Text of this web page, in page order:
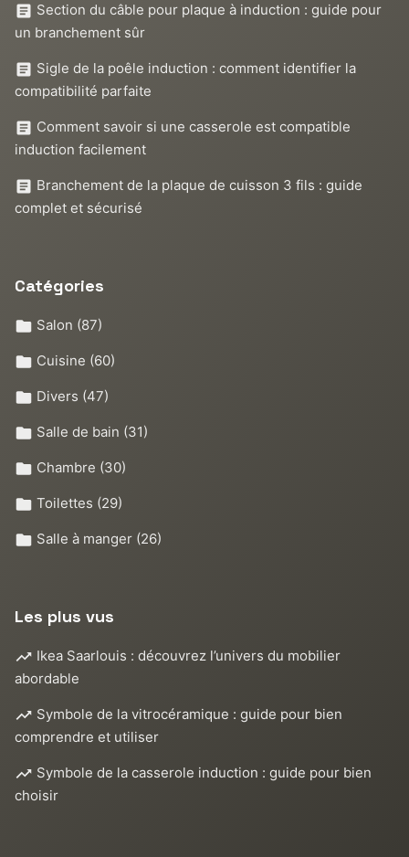
Section du câble pour plaque à induction : guide pour
un branchement sûr
Sigle de la poêle induction : comment identifier la
compatibilité parfaite
Comment savoir si une casserole est compatible
induction facilement
Branchement de la plaque de cuisson 3 fils : guide
complet et sécurisé
Catégories
Salon (87)
Cuisine (60)
Divers (47)
Salle de bain (31)
Chambre (30)
Toilettes (29)
Salle à manger (26)
Les plus vus
Ikea Saarlouis : découvrez l’univers du mobilier
abordable
Symbole de la vitrocéramique : guide pour bien
comprendre et utiliser
Symbole de la casserole induction : guide pour bien
choisir